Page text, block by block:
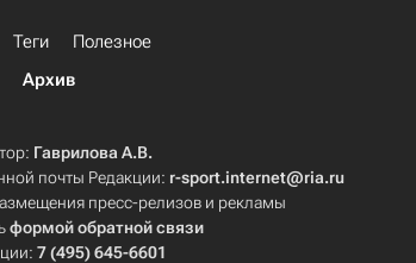
Теги
Полезное
Архив
Гаврилова А.В.
почты Редакции: r-sport.internet@ria.ru
пресс-релизов и рекламы
формой обратной связи
7 (495) 645-6601